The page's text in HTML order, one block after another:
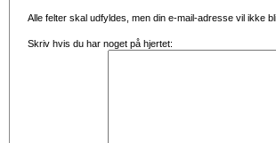
Alle felter skal udfyldes, men din e-mail-adresse vil ikke
Skriv hvis du har noget på hjertet: